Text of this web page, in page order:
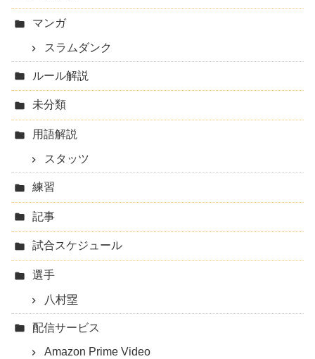
マンガ
スラムダンク
ルール解説
未分類
用語解説
スタッツ
練習
記事
試合スケジュール
選手
八村塁
配信サービス
Amazon Prime Video